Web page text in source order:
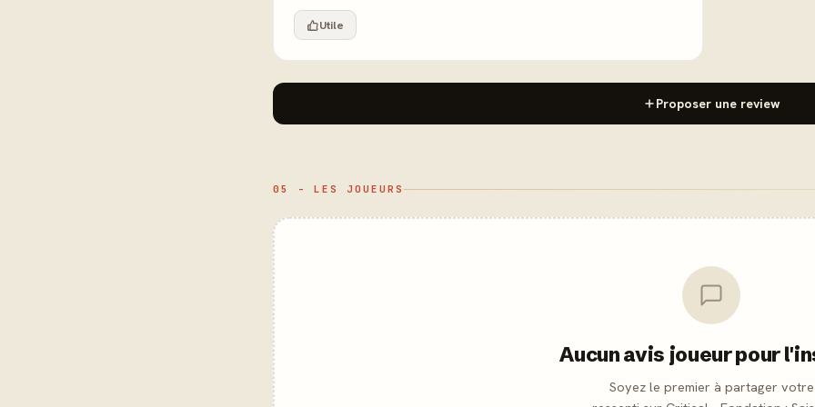
Utile
Proposer une review
05 - LES JOUEURS
Aucun avis joueur pour
Soyez le premier à partager votre